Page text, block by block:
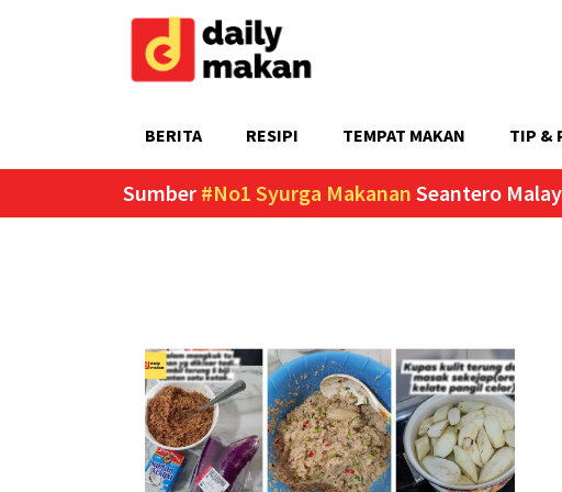
BERITA RESIPI TEMPAT MAKAN TIP &
Sumber #No1 Syurga Makanan Seantero